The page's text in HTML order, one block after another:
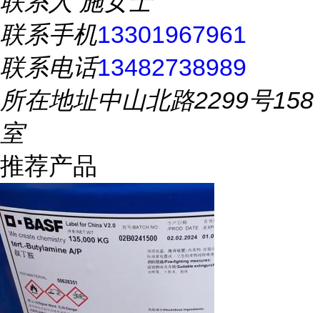
联系手机13301967961
联系电话13482738989
所在地址中山北路2299号158
室
推荐产品